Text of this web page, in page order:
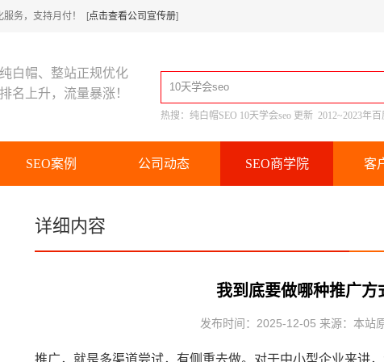
服务，支持月付！ [点击查看公司宣传册]
白帽、整站正规优化
名上升，流量暴涨！
热搜： 纯白帽SEO 10天学会seo 更新 2012~2023年
SEO案例 公司动态 SEO商学院 客
详细内容
我到底要做哪种推广方
发布时间：2025-12-05 来源：本站
推广，就是多渠道尝试，有侧重去做。对于中小型企业来讲